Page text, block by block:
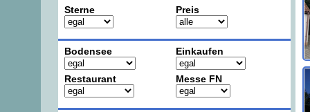
Sterne Preis
Bodensee Einkaufen
Restaurant Messe FN